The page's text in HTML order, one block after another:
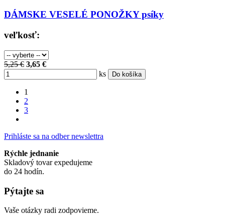
DÁMSKE VESELÉ PONOŽKY psíky
veľkosť:
5,25 € 3,65 €
ks
Do košíka
1
2
3
Prihláste sa na odber newslettra
Rýchle jednanie
Skladový tovar expedujeme
do 24 hodín.
Pýtajte sa
Vaše otázky radi zodpovieme.